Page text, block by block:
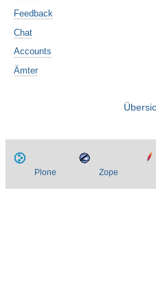
Feedback
Chat
Accounts
Ämter
Plone Zope